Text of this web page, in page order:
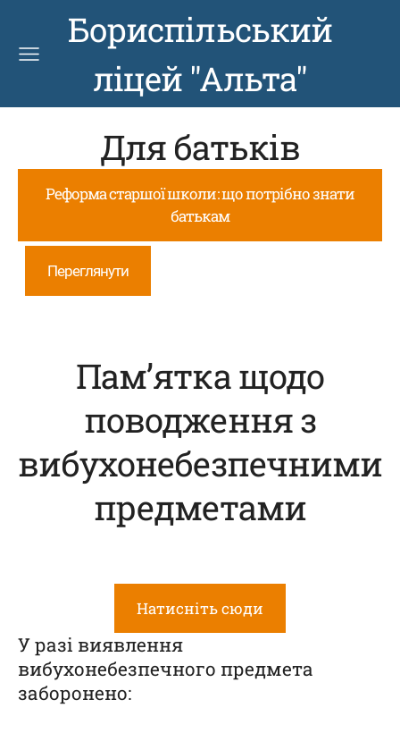
Бориспільський
ліцей "Альта"
Для батьків
Реформа старшої школи: що потрібно знати
батькам
Переглянути
Пам’ятка щодо
поводження з
вибухонебезпечними
предметами
Натисніть сюди
У разі виявлення
вибухонебезпечного предмета
заборонено: